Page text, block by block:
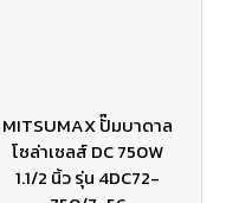
MITSUMAX ปั๊มบาดาล
โซล่าเซลส์ DC 750W
1.1/2 นิ้ว รุ่น 4DC72-